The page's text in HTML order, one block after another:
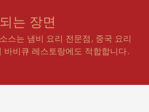
는 장면
스는 냄비 요리 전문점, 중국 요리
바비큐 레스토랑에도 적합합니다.